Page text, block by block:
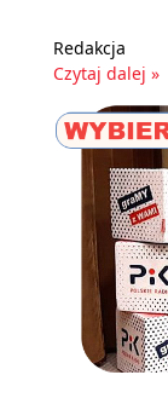
Redakcja
Czytaj dalej »